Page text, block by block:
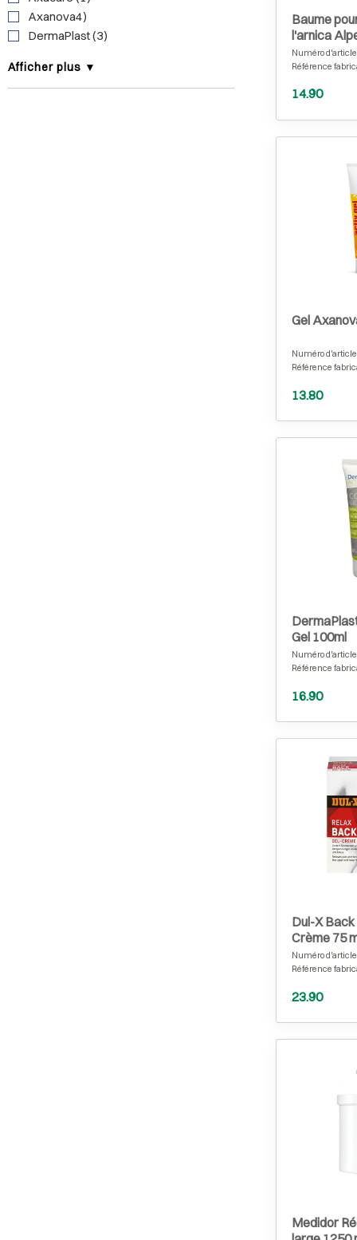
Axanova4)
DermaPlast (3)
Afficher plus ▼
Baume
l'arnica
Numéro d'article
Référence
14.90
Gel
Numéro d'article
Référence
13.80
Gel 100ml
Numéro d'article
Référence
16.90
Dul-X Back
Crème 75
Numéro d'article
Référence
23.90
Medidor